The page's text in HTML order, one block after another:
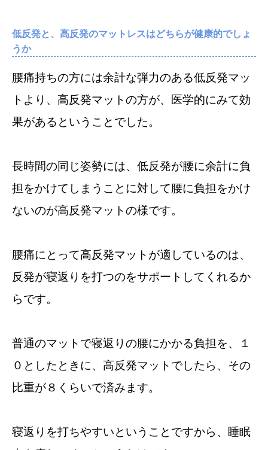
低反発と、高反発のマットレスはどちらが健康的でしょ
うか
腰痛持ちの方には余計な弾力のある低反発マッ
トより、高反発マットの方が、医学的にみて効
果があるということでした。
長時間の同じ姿勢には、低反発が腰に余計に負
担をかけてしまうことに対して腰に負担をかけ
ないのが高反発マットの様です。
腰痛にとって高反発マットが適しているのは、
反発が寝返りを打つのをサポートしてくれるか
らです。
普通のマットで寝返りの腰にかかる負担を、１
０としたときに、高反発マットでしたら、その
比重が８くらいで済みます。
寝返りを打ちやすいということですから、睡眠